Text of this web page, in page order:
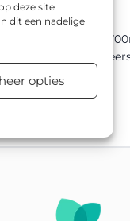
deze site
dit een nadelige
opties
en Driehoek
bij tijdelijke
en plaatsing.